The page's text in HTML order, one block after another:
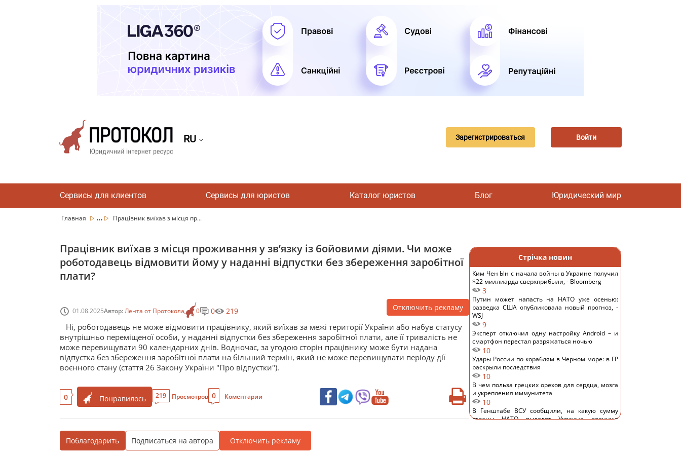
RU Зарегистрироваться Войти
Сервисы для клиентов Сервисы для юристов Каталог юристов Блог Юридический мир
Главная ... Працівник виїхав з місця пр...
Працівник виїхав з місця проживання у зв’язку із бойовими діями. Чи може
роботодавець відмовити йому у наданні відпустки без збереження заробітної
плати?
01.08.2025Автор:Лента от Протокола 0 0 219 Отключить рекламу
Ні, роботодавець не може відмовити працівнику, який виїхав за межі території України або набув статусу
внутрішньо переміщеної особи, у наданні відпустки без збереження заробітної плати, але її тривалість не
може перевищувати 90 календарних днів. Водночас, за угодою сторін працівнику може бути надана
відпустка без збереження заробітної плати на більший термін, який не може перевищувати періоду дії
воєнного стану (стаття 26 Закону України "Про відпустки").
0 Понравилось 219 Просмотров 0 Коментарии
Поблагодарить Подписаться на автора Отключить рекламу
Стрічка новин
Ким Чен Ын с начала войны в Украине получил
$22 миллиарда сверхприбыли, - Bloomberg
3
Путин может напасть на НАТО уже осенью:
разведка США опубликовала новый прогноз, -
WSJ
9
Эксперт отключил одну настройку Android – и
смартфон перестал разряжаться ночью
10
Удары России по кораблям в Черном море: в FP
раскрыли последствия
10
В чем польза грецких орехов для сердца, мозга
и укрепления иммунитета
10
В Генштабе ВСУ сообщили, на какую сумму
страны НАТО выделят Украине военную